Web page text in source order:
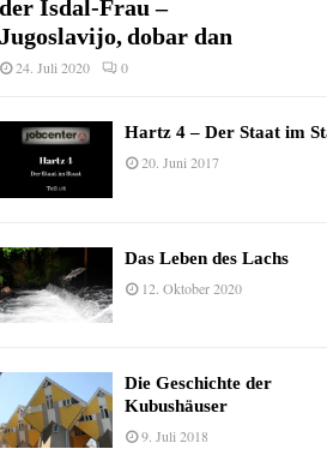
der Isdal-Frau –
Jugoslavijo, dobar dan
24. Juli 2020 0
Hartz 4 – Der Staat im
20. Juni 2017
Das Leben des Lachs
12. Oktober 2020
Die Geschichte der
Kubushäuser
9. Juli 2018